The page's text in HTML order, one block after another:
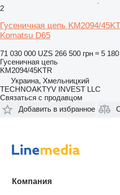
2
Гусеничная цепь KM2094/
Komatsu D65
71 030 000 UZS 266 500 грн ≈ 5
Гусеничная цепь
KM2094/45KTR
Украина, Хмельницкий
TECHNOAKTYV INVEST LLC
Связаться с продавцом
Добавить в избранное
Компания